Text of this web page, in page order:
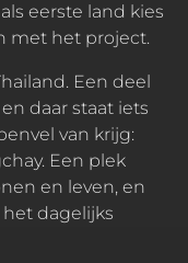
eerste land kies
met het project.
Een deel
daar staat iets
van krijg:
Een plek
en leven, en
dagelijks